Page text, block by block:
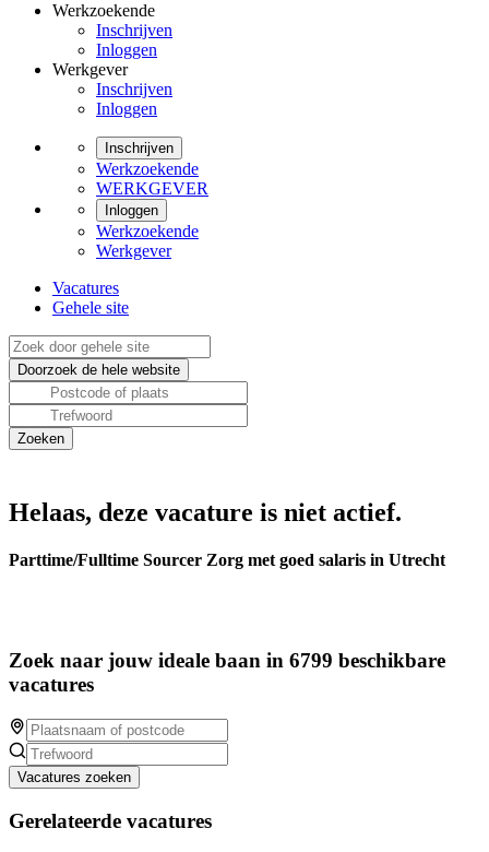
Werkzoekende
Inschrijven
Inloggen
Werkgever
Inschrijven
Inloggen
Inschrijven
Werkzoekende
WERKGEVER
Inloggen
Werkzoekende
Werkgever
Vacatures
Gehele site
Helaas, deze vacature is niet actief.
Parttime/Fulltime Sourcer Zorg met goed salaris in Utrecht
Zoek naar jouw ideale baan in 6799 beschikbare
vacatures
Vacatures zoeken
Gerelateerde vacatures